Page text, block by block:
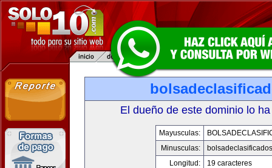
El dueño de este dominio lo
Mayusculas:
Minusculas:
Longitud:
19 caracteres